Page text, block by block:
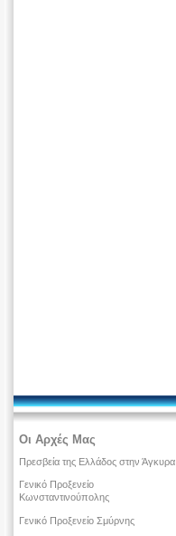
Οι Αρχές Μας
Πρεσβεία της Ελλάδος στην Άγκυρα
Γενικό Προξενείο
Κωνσταντινούπολης
Γενικό Προξενείο Σμύρνης